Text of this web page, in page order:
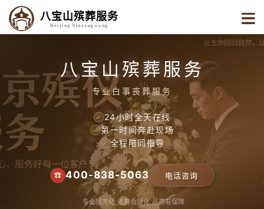
八宝山殡葬服务
Beijing binzangwang
八宝山殡葬服务
专业白事丧葬服务
✓ 24小时全天在线
✓ 第一时间奔赴现场
✓ 全程陪同指导
☎ 400-838-5063 电话咨询
专业服务化 收费合理化 品质有保障